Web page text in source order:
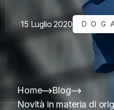
15 Luglio 2020
Home
Blog
Novità in materia di